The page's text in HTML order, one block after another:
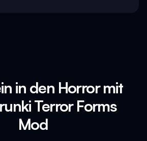
in den Horror mit
Terror Forms
Mod